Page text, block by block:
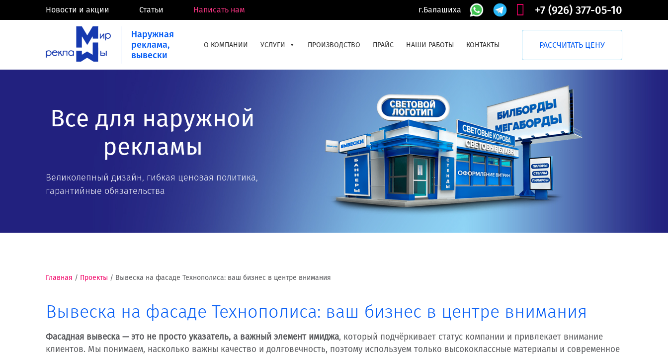
Новости и акции Статьи Написать нам г.Балашиха +7 (926) 377-05-10
Наружная
реклама,
вывески
О КОМПАНИИ УСЛУГИ ПРОИЗВОДСТВО ПРАЙС НАШИ РАБОТЫ КОНТАКТЫ РАССЧИТАТЬ ЦЕНУ
Все для наружной
рекламы
Великолепный дизайн, гибкая ценовая политика,
гарантийные обязательства
Главная / Проекты / Вывеска на фасаде Технополиса: ваш бизнес в центре внимания
Вывеска на фасаде Технополиса: ваш бизнес в центре внимания
Фасадная вывеска — это не просто указатель, а важный элемент имиджа, который подчёркивает статус компании и привлекает внимание
клиентов. Мы понимаем, насколько важны качество и долговечность, поэтому используем только высококлассные материалы и современное